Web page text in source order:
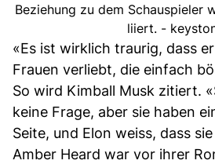
Beziehung zu dem Schauspieler
liiert. -
«Es ist wirklich traurig, dass
Frauen verliebt, die einfach
So wird Kimball Musk zitiert.
keine Frage, aber sie haben
Seite, und Elon weiss, dass
Amber Heard war vor ihrer